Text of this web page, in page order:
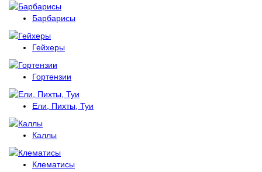
Барбарисы
Гейхеры
Гортензии
Ели, Пихты, Туи
Каллы
Клематисы